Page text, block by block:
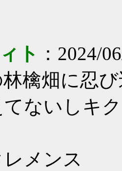
ト ：2024/
檎畑に忍
てないしキ
メンス